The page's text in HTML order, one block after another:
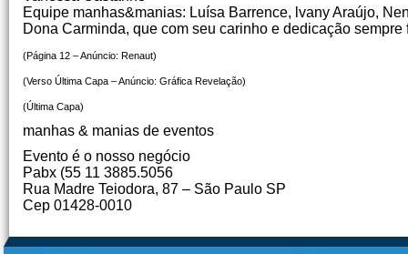
Equipe manhas&manias: Luísa Barrence, lvany Araújo,
Dona Carminda, que com seu carinho e dedicação
(Página 12 – Anúncio: Renaut)
(Verso Última Capa – Anúncio: Gráfica Revelação)
(Última Capa)
manhas & manias de eventos
Evento é o nosso negócio
Pabx (55 11 3885.5056
Rua Madre Teiodora, 87 – São Paulo SP
Cep 01428-0010